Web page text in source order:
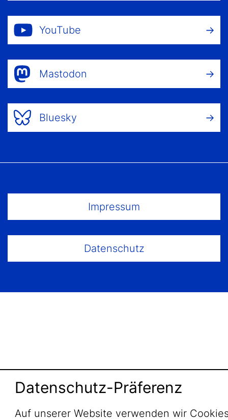
YouTube
Mastodon
Bluesky
Impressum
Datenschutz
Datenschutz-Präferenz
Auf unserer Website verwenden wir